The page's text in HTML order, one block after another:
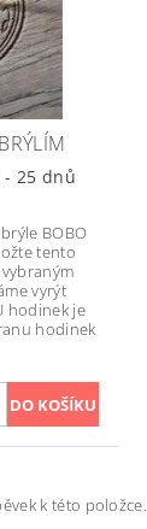
- 25 dnů
BOBO
tento
vyrýt
hodinek je
hodinek
k této položce.